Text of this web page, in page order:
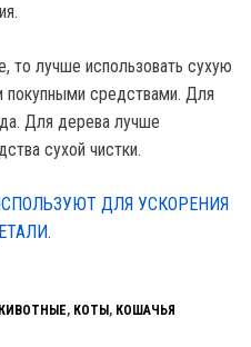
то лучше использовать сухую
покупными средствами. Для
Для дерева лучше
сухой чистки.
ДЛЯ УСКОРЕНИЯ
.
, КОТЫ , КОШАЧЬЯ